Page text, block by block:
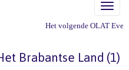
Het volgende OLAT
Brabantse Land (1)